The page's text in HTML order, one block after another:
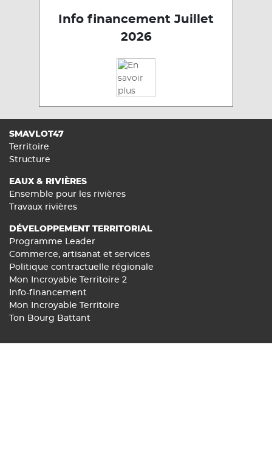
Info financement Juillet
2026
SMAVLOT47
Territoire
Structure
EAUX & RIVIÈRES
Ensemble pour les rivières
Travaux rivières
DÉVELOPPEMENT TERRITORIAL
Programme Leader
Commerce, artisanat et services
Politique contractuelle régionale
Mon Incroyable Territoire 2
Info-financement
Mon Incroyable Territoire
Ton Bourg Battant